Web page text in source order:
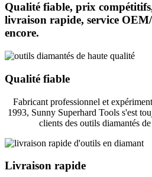
Qualité fiable, prix
livraison rapide, service
encore.
Qualité fiable
Fabricant professionnel et
1993, Sunny Superhard Tools s'est
clients des outils diamantés
Livraison rapide